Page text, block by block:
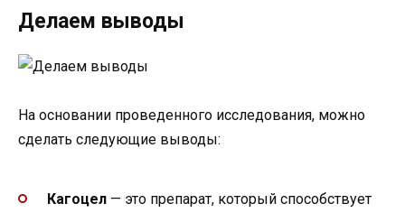
Делаем выводы
На основании проведенного исследования, можно
сделать следующие выводы:
Кагоцел — это препарат, который способствует